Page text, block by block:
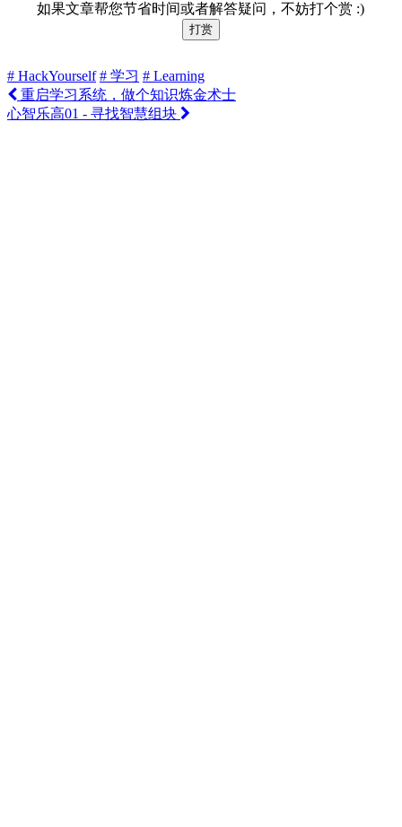
如果文章帮您节省时间或者解答疑问，不妨打个赏 :)
打赏
# HackYourself # 学习 # Learning
重启学习系统，做个知识炼金术士
心智乐高01 - 寻找智慧组块